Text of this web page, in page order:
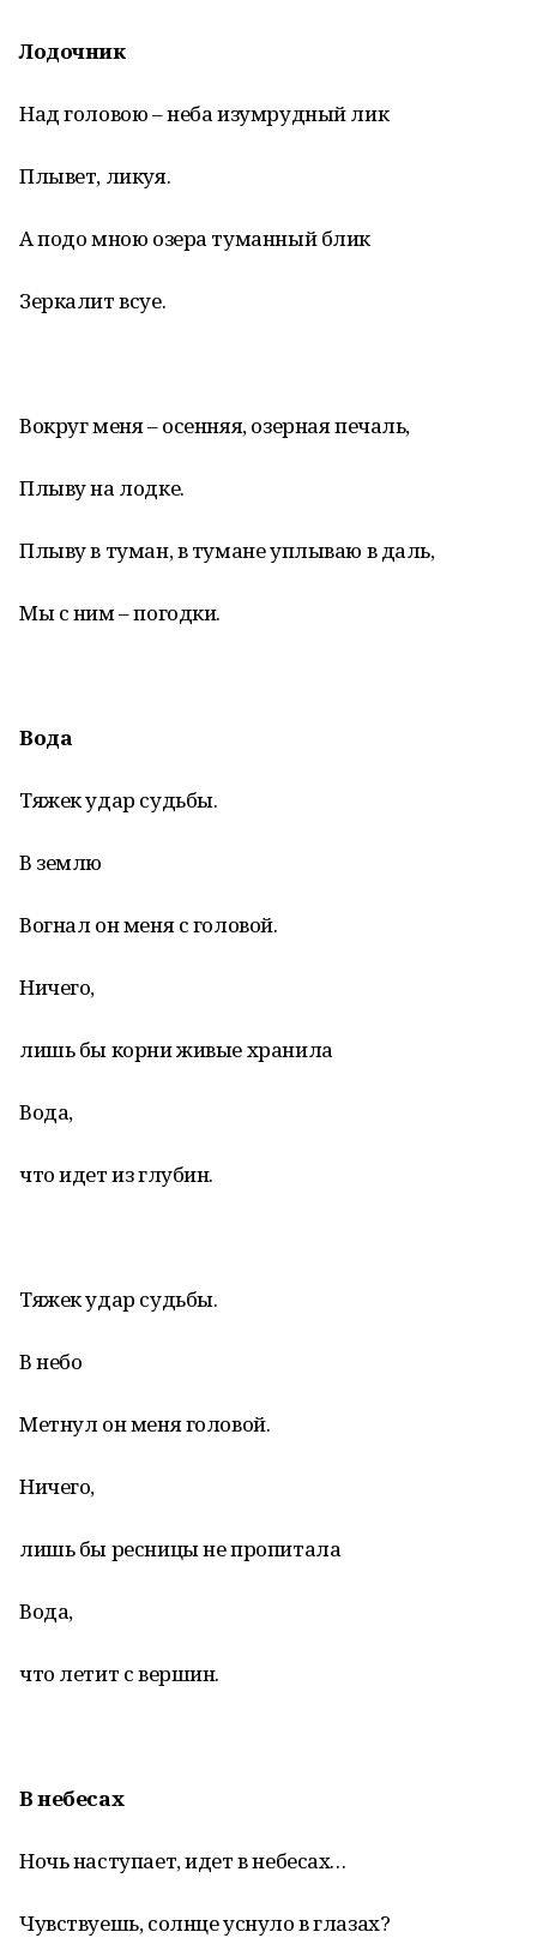
Лодочник
Над головою – неба изумрудный лик
Плывет, ликуя.
А подо мною озера туманный блик
Зеркалит всуе.
Вокруг меня – осенняя, озерная печаль,
Плыву на лодке.
Плыву в туман, в тумане уплываю в даль,
Мы с ним – погодки.
Вода
Тяжек удар судьбы.
В землю
Вогнал он меня с головой.
Ничего,
лишь бы корни живые хранила
Вода,
что идет из глубин.
Тяжек удар судьбы.
В небо
Метнул он меня головой.
Ничего,
лишь бы ресницы не пропитала
Вода,
что летит с вершин.
В небесах
Ночь наступает, идет в небесах…
Чувствуешь, солнце уснуло в глазах?